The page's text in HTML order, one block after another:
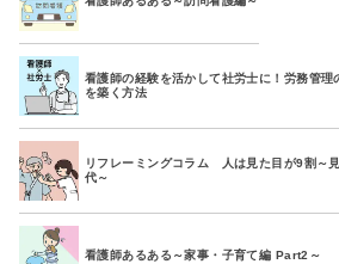
看護師の経験を活かして社労士に！労務管理
を築く方法
リフレーミングコラム 人は見た目が9割～
代～
看護師あるある～家事・子育て編 Part2～